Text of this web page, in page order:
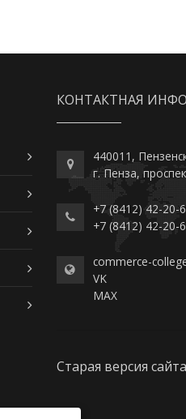
КОНТАКТНАЯ
440011,
г. Пенза,
+7 (8412) 42-20-
+7 (8412) 42-20-
commerce-
VK
MAX
Старая версия сайта